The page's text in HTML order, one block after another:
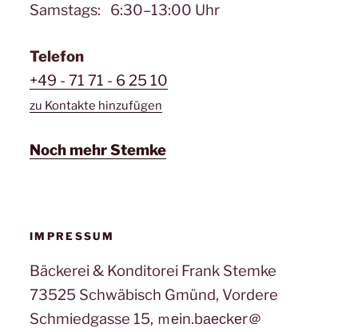
Samstags: 6:30–13:00 Uhr
Telefon
+49 - 71 71 - 6 25 10
zu Kontakte hinzufügen
Noch mehr Stemke
IMPRESSUM
Bäckerei & Konditorei Frank Stemke
73525 Schwäbisch Gmünd, Vordere
Schmiedgasse 15, ｍеin.bаеϲkеr＠